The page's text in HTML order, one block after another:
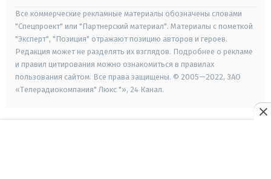
Все коммерческие рекламные материалы обозначены словами
"Спецпроект" или "Партнерский материал". Материалы с пометкой
"Эксперт", "Позиция" отражают позицию авторов и героев.
Редакция может не разделять их взглядов. Подробнее о рекламе
и правил цитирования можно ознакомиться в правилах
пользования сайтом. Все права защищены. © 2005—2022, ЗАО
«Телерадиокомпания" Люкс "», 24 Канал.